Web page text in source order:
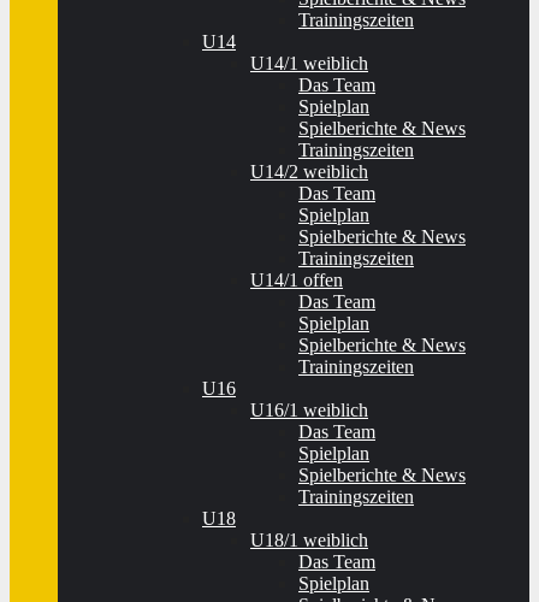
Trainingszeiten
U14
U14/1 weiblich
Das Team
Spielplan
Spielberichte & News
Trainingszeiten
U14/2 weiblich
Das Team
Spielplan
Spielberichte & News
Trainingszeiten
U14/1 offen
Das Team
Spielplan
Spielberichte & News
Trainingszeiten
U16
U16/1 weiblich
Das Team
Spielplan
Spielberichte & News
Trainingszeiten
U18
U18/1 weiblich
Das Team
Spielplan